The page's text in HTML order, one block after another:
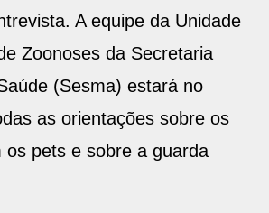
A equipe da Unidade
Zoonoses da Secretaria
(Sesma) estará no
as orientações sobre os
os pets e sobre a guarda